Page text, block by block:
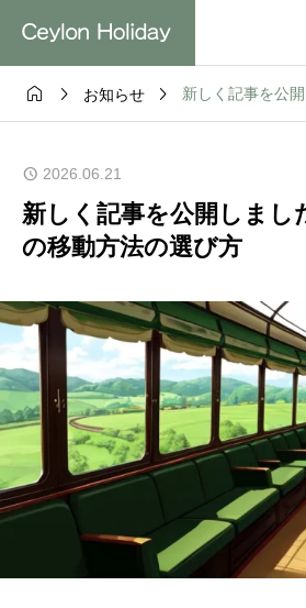
  お知らせ  新しく記事を公
2026.06.21
新しく記事を公開しまし
の移動方法の選び方